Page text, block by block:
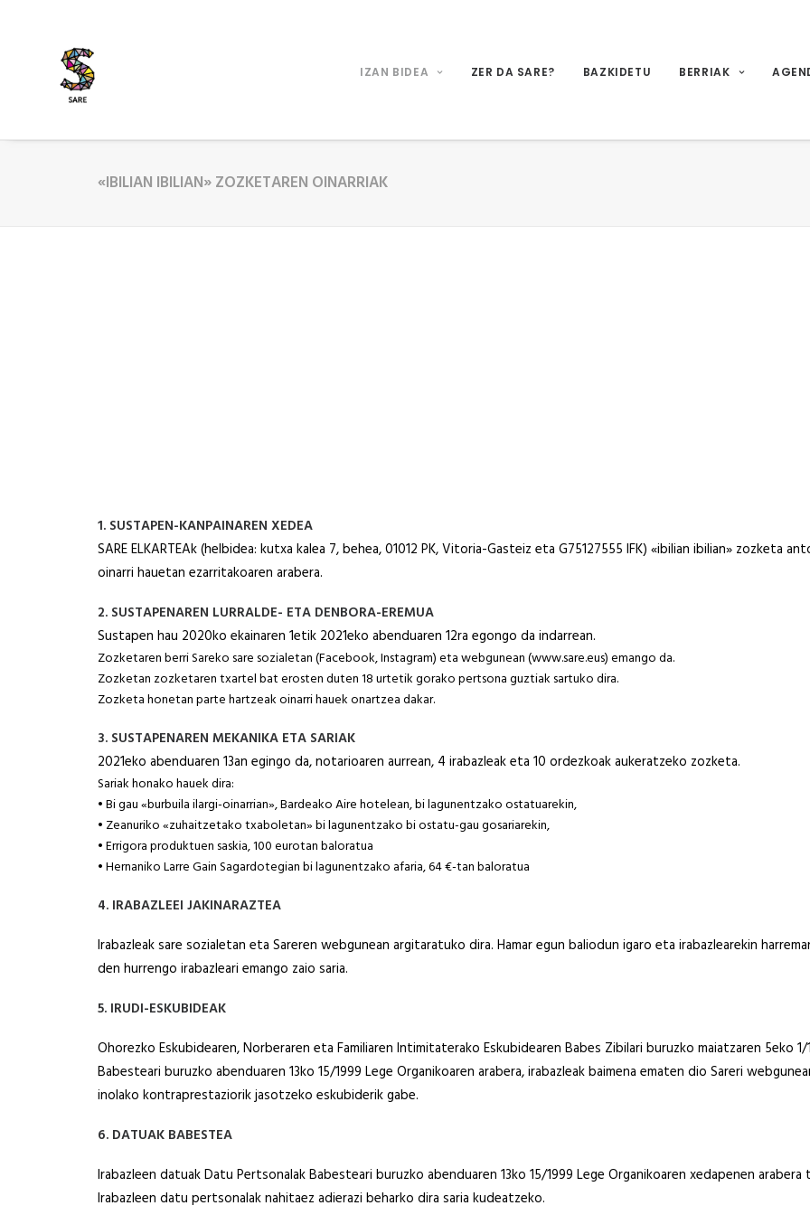
IZAN BIDEA ZER DA SARE? BAZKIDETU BERRIAK
«IBILIAN IBILIAN» ZOZKETAREN OINARRIAK
1. SUSTAPEN-KANPAINAREN XEDEA
SARE ELKARTEAk (helbidea: kutxa kalea 7, behea, 01012 PK, Vitoria-Gasteiz eta G75127555 IFK) «ibilian ibilian» zozketa
oinarri hauetan ezarritakoaren arabera.
2. SUSTAPENAREN LURRALDE- ETA DENBORA-EREMUA
Sustapen hau 2020ko ekainaren 1etik 2021eko abenduaren 12ra egongo da indarrean.
Zozketaren berri Sareko sare sozialetan (Facebook, Instagram) eta webgunean (www.sare.eus) emango da.
Zozketan zozketaren txartel bat erosten duten 18 urtetik gorako pertsona guztiak sartuko dira.
Zozketa honetan parte hartzeak oinarri hauek onartzea dakar.
3. SUSTAPENAREN MEKANIKA ETA SARIAK
2021eko abenduaren 13an egingo da, notarioaren aurrean, 4 irabazleak eta 10 ordezkoak aukeratzeko zozketa.
Sariak honako hauek dira:
• Bi gau «burbuila ilargi-oinarrian», Bardeako Aire hotelean, bi lagunentzako ostatuarekin,
• Zeanuriko «zuhaitzetako txaboletan» bi lagunentzako bi ostatu-gau gosariarekin,
• Errigora produktuen saskia, 100 eurotan baloratua
• Hernaniko Larre Gain Sagardotegian bi lagunentzako afaria, 64 €-tan baloratua
4. IRABAZLEEI JAKINARAZTEA
Irabazleak sare sozialetan eta Sareren webgunean argitaratuko dira. Hamar egun baliodun igaro eta irabazlearekin
den hurrengo irabazleari emango zaio saria.
5. IRUDI-ESKUBIDEAK
Ohorezko Eskubidearen, Norberaren eta Familiaren Intimitaterako Eskubidearen Babes Zibilari buruzko maiatzaren 5eko
Babesteari buruzko abenduaren 13ko 15/1999 Lege Organikoaren arabera, irabazleak baimena ematen dio Sareri
inolako kontraprestaziorik jasotzeko eskubiderik gabe.
6. DATUAK BABESTEA
Irabazleen datuak Datu Pertsonalak Babesteari buruzko abenduaren 13ko 15/1999 Lege Organikoaren xedapenen
Irabazleen datu pertsonalak nahitaez adierazi beharko dira saria kudeatzeko.